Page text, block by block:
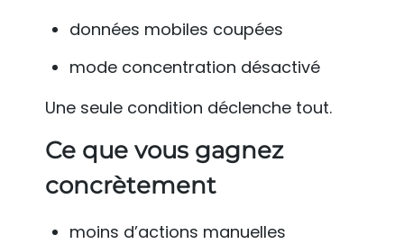
données mobiles coupées
mode concentration désactivé
Une seule condition déclenche tout.
Ce que vous gagnez
concrètement
moins d’actions manuelles